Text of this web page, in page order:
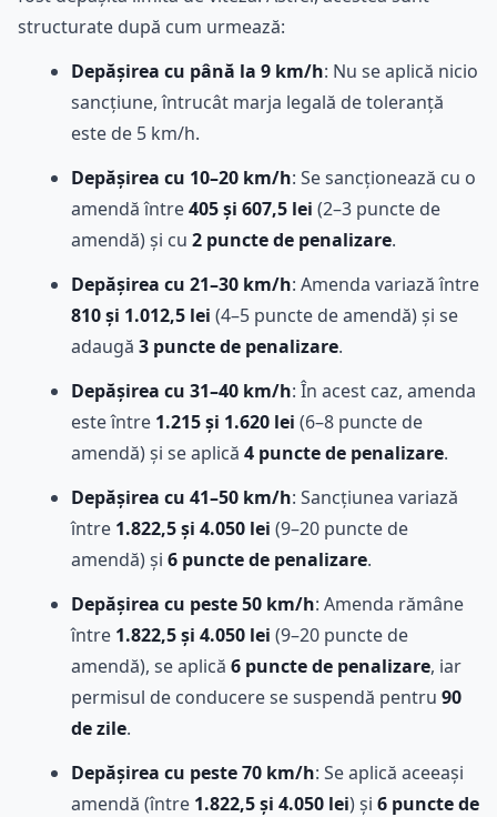
structurate după cum urmează:
Depășirea cu până la 9 km/h: Nu se aplică nicio
sancțiune, întrucât marja legală de toleranță
este de 5 km/h.
Depășirea cu 10–20 km/h: Se sancționează cu o
amendă între405 și 607,5 lei (2–3 puncte de
amendă) și cu 2 puncte de penalizare.
Depășirea cu 21–30 km/h: Amenda variază între
810 și 1.012,5 lei (4–5 puncte de amendă) și se
adaugă 3 puncte de penalizare.
Depășirea cu 31–40 km/h: În acest caz, amenda
este între 1.215 și 1.620 lei (6–8 puncte de
amendă) și se aplică 4 puncte de penalizare.
Depășirea cu 41–50 km/h: Sancțiunea variază
între 1.822,5 și 4.050 lei (9–20 puncte de
amendă) și 6 puncte de penalizare.
Depășirea cu peste 50 km/h: Amenda rămâne
între 1.822,5 și 4.050 lei (9–20 puncte de
amendă), se aplică 6 puncte de penalizare, iar
permisul de conducere se suspendă pentru 90
de zile.
Depășirea cu peste 70 km/h: Se aplică aceeași
amendă (între 1.822,5 și 4.050 lei) și 6 puncte de